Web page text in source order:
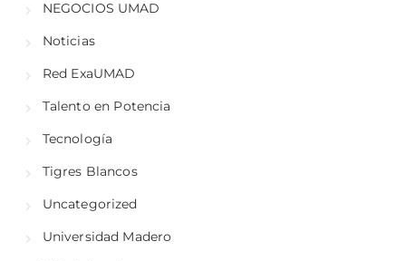
NEGOCIOS UMAD
Noticias
Red ExaUMAD
Talento en Potencia
Tecnología
Tigres Blancos
Uncategorized
Universidad Madero